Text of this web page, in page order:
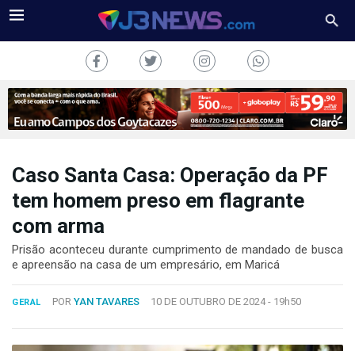
COLUNAS
FALE
CONOSCO
Copyright
2024
Caso Santa Casa: Operação da PF
tem homem preso em flagrante
com arma
Prisão aconteceu durante cumprimento de mandado de busca
e apreensão na casa de um empresário, em Maricá
GERAL POR YAN TAVARES 10 DE OUTUBRO DE 2024 - 19h50